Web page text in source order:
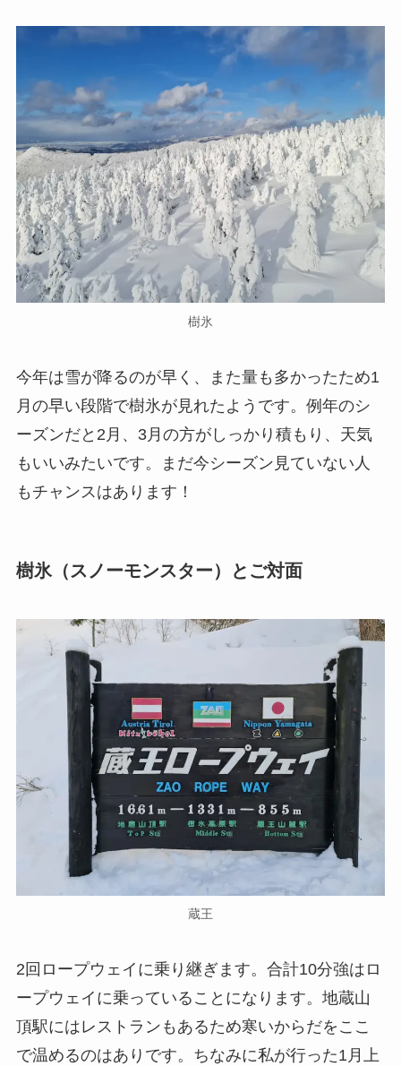
樹氷
今年は雪が降るのが早く、また量も多かったため1
月の早い段階で樹氷が見れたようです。例年のシ
ーズンだと2月、3月の方がしっかり積もり、天気
もいいみたいです。まだ今シーズン見ていない人
もチャンスはあります！
樹氷（スノーモンスター）とご対面
蔵王
2回ロープウェイに乗り継ぎます。合計10分強はロ
ープウェイに乗っていることになります。地蔵山
頂駅にはレストランもあるため寒いからだをここ
で温めるのはありです。ちなみに私が行った1月上